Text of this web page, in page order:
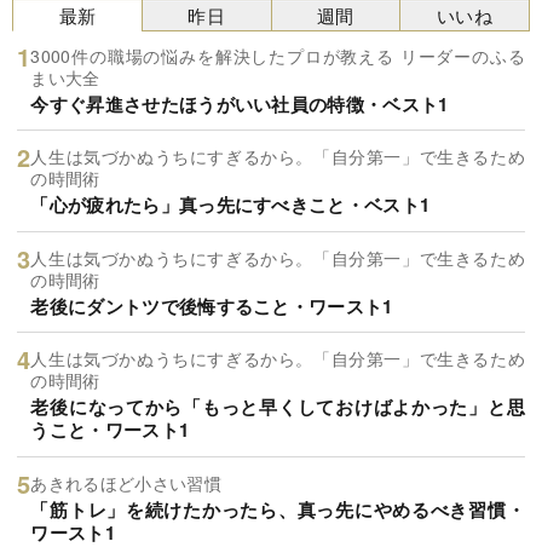
最新
3000件の職場の悩みを解決したプロが教える リーダーのふる
まい大全
今すぐ昇進させたほうがいい社員の特徴・ベスト1
人生は気づかぬうちにすぎるから。「自分第一」で生きるため
の時間術
「心が疲れたら」真っ先にすべきこと・ベスト1
人生は気づかぬうちにすぎるから。「自分第一」で生きるため
の時間術
老後にダントツで後悔すること・ワースト1
人生は気づかぬうちにすぎるから。「自分第一」で生きるため
の時間術
老後になってから「もっと早くしておけばよかった」と思
うこと・ワースト1
あきれるほど小さい習慣
「筋トレ」を続けたかったら、真っ先にやめるべき習慣・
ワースト1
昨日 週間 いいね